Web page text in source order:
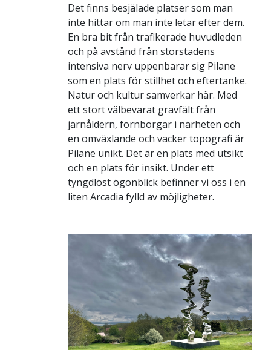
Det finns besjälade platser som man
inte hittar om man inte letar efter dem.
En bra bit från trafikerade huvudleden
och på avstånd från storstadens
intensiva nerv uppenbarar sig Pilane
som en plats för stillhet och eftertanke.
Natur och kultur samverkar här. Med
ett stort välbevarat gravfält från
järnåldern, fornborgar i närheten och
en omväxlande och vacker topografi är
Pilane unikt. Det är en plats med utsikt
och en plats för insikt. Under ett
tyngdlöst ögonblick befinner vi oss i en
liten Arcadia fylld av möjligheter.